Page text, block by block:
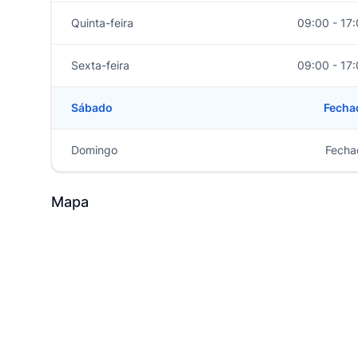
Quinta-feira 09:00 -
Sexta-feira 09:00 -
Sábado
Domingo
Mapa